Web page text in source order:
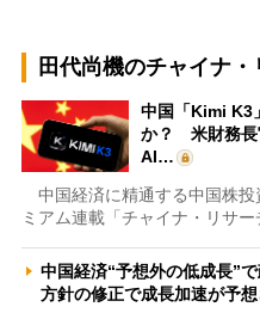
田代尚機のチャイナ・
中国「Kimi K3
か？ 米財務長
AI…
中国経済に精通する中国株投
ミアム連載「チャイナ・リサ
中国経済“予想外の低成長”
方針の修正で成長加速が予